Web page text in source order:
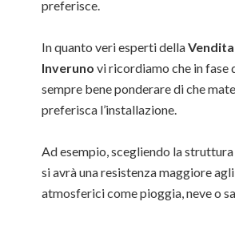
preferisce.
In quanto veri esperti della
Inveruno vi ricordiamo che in fase
sempre bene ponderare di che
preferisca l’installazione.
Ad esempio, scegliendo la
si avrà una resistenza maggiore
atmosferici come pioggia, neve o